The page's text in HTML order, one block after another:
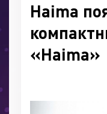
Haima
«Haima»